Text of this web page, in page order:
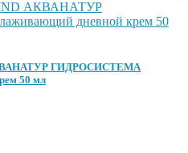
ГИДРОСИСТЕМА
50 мл